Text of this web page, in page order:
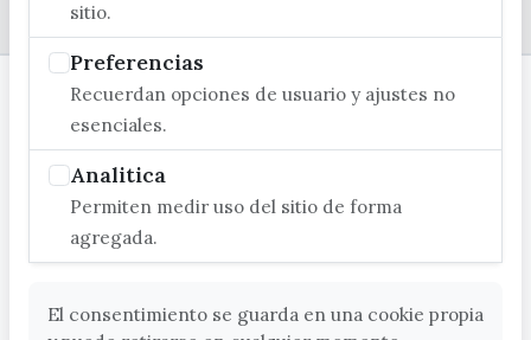
sitio.
Preferencias
Recuerdan opciones de usuario y ajustes no
esenciales.
Analitica
Permiten medir uso del sitio de forma
agregada.
El consentimiento se guarda en una cookie propia